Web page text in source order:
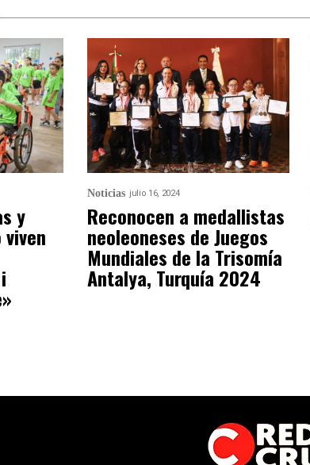
y
Noticias julio 16, 2024
Reconocen a medallistas
neoleoneses de Juegos
Mundiales de la Trisomía
Antalya, Turquía 2024